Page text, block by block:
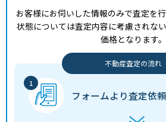
お客様にお伺いした情報のみで査定を行
状態については査定内容に考慮されな
価格となります。
不動産査定の流れ
フォームより査定依